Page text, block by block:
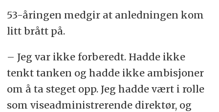
53-åringen medgir at anledningen kom
litt brått på.
– Jeg var ikke forberedt. Hadde ikke
tenkt tanken og hadde ikke ambisjoner
om å ta steget opp. Jeg hadde vært i rolle
som viseadministrerende direktør, og